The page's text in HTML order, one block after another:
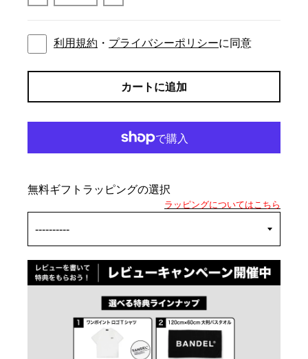
利用規約 ・ プライバシーポリシーに同意
カートに追加
無料ギフトラッピングの選択
ラッピングについてはこちら